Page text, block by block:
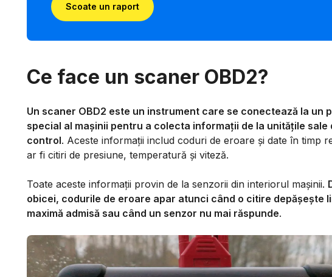
Scoate un raport
Ce face un scaner OBD2?
Un scaner OBD2 este un instrument care se conectează la un
special al mașinii pentru a colecta informații de la unitățile sale
control. Aceste informații includ coduri de eroare și date în timp
ar fi citiri de presiune, temperatură și viteză.
Toate aceste informații provin de la senzorii din interiorul mașinii.
obicei, codurile de eroare apar atunci când o citire depășește
maximă admisă sau când un senzor nu mai răspunde.